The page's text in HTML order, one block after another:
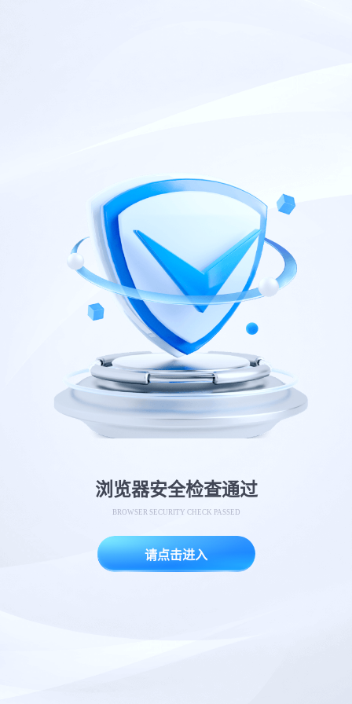
浏览器安全检查通过
BROWSER SECURITY CHECK PASSED
请点击进入